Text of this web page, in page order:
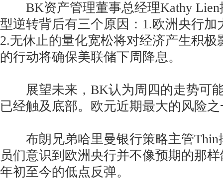
BK资产管理董事总经理Kathy Lien
型逆转背后有三个原因：1.欧洲央行加
2.无休止的量化宽松将对经济产生积极
的行动将确保美联储下周降息。
展望未来，BK认为周四的走势可
已经触及底部。欧元近期最大的风险
布朗兄弟哈里曼银行策略主管Thin
员们意识到欧洲央行并不像预期的那
年初至今的低点反弹。